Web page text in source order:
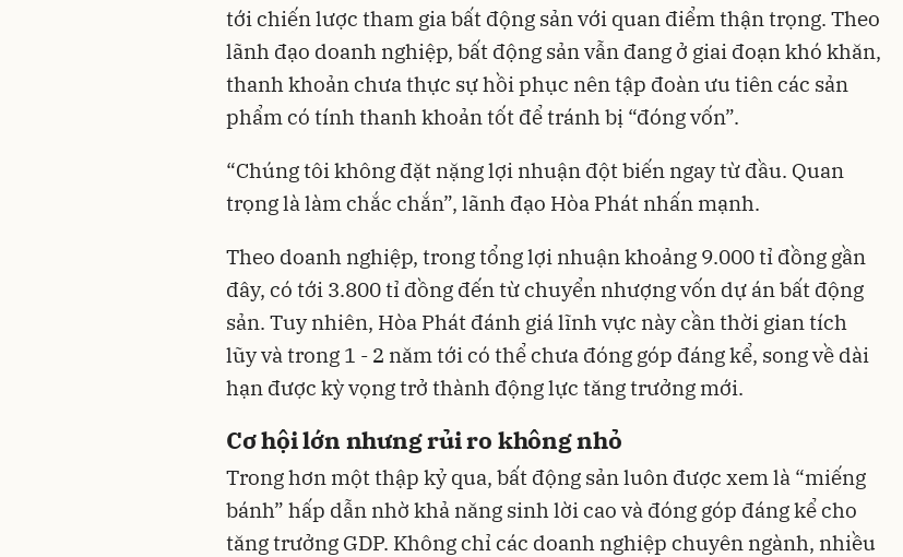
tới chiến lược tham gia bất động sản với quan điểm thận trọng. Theo
lãnh đạo doanh nghiệp, bất động sản vẫn đang ở giai đoạn khó khăn,
thanh khoản chưa thực sự hồi phục nên tập đoàn ưu tiên các sản
phẩm có tính thanh khoản tốt để tránh bị “đóng vốn”.
“Chúng tôi không đặt nặng lợi nhuận đột biến ngay từ đầu. Quan
trọng là làm chắc chắn”, lãnh đạo Hòa Phát nhấn mạnh.
Theo doanh nghiệp, trong tổng lợi nhuận khoảng 9.000 tỉ đồng gần
đây, có tới 3.800 tỉ đồng đến từ chuyển nhượng vốn dự án bất động
sản. Tuy nhiên, Hòa Phát đánh giá lĩnh vực này cần thời gian tích
lũy và trong 1 - 2 năm tới có thể chưa đóng góp đáng kể, song về dài
hạn được kỳ vọng trở thành động lực tăng trưởng mới.
Cơ hội lớn nhưng rủi ro không nhỏ
Trong hơn một thập kỷ qua, bất động sản luôn được xem là “miếng
bánh” hấp dẫn nhờ khả năng sinh lời cao và đóng góp đáng kể cho
tăng trưởng GDP. Không chỉ các doanh nghiệp chuyên ngành, nhiều